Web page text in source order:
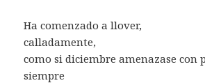
Ha comenzado a llover,
calladamente,
como si diciembre amenazase con
siempre